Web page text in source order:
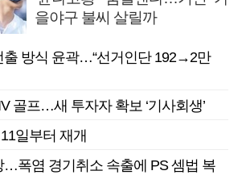
을야구 불씨 살릴까
출 방식 윤곽…“선거인단 192→2만
골프…새 투자자 확보 ‘기사회생’
일부터 재개
…폭염 경기취소 속출에 PS 셈법 복